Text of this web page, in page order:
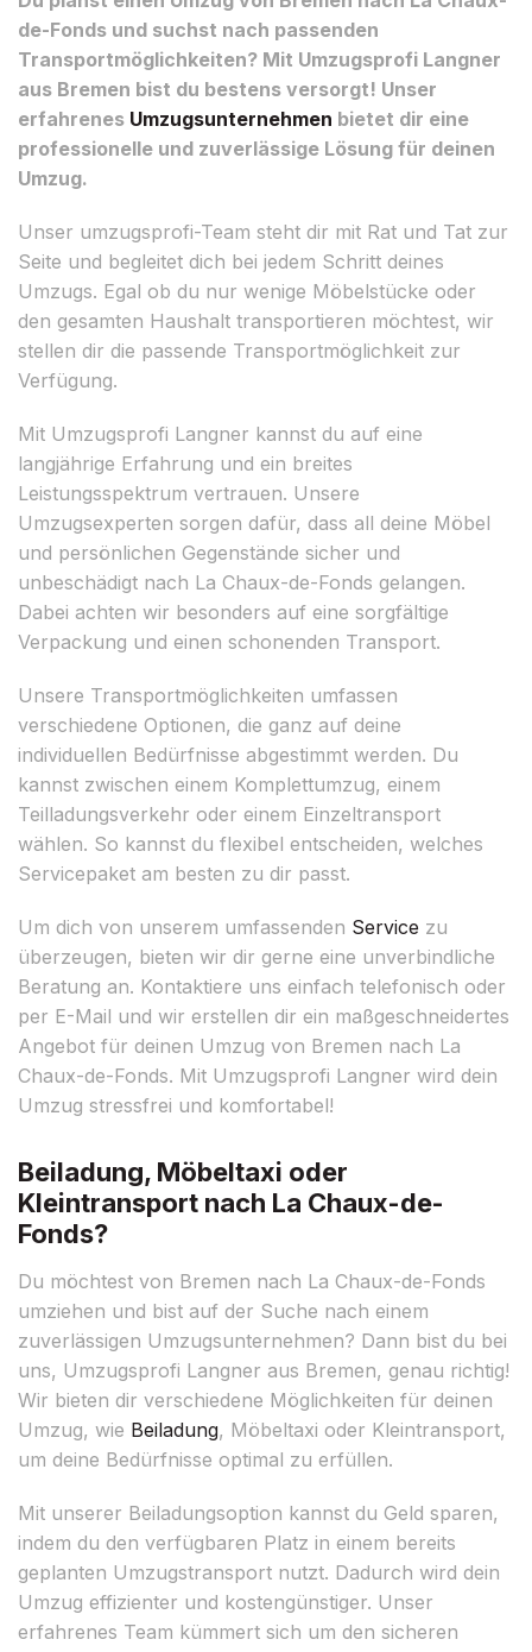
de-Fonds und suchst nach passenden
Transportmöglichkeiten? Mit Umzugsprofi Langner
aus Bremen bist du bestens versorgt! Unser
erfahrenes Umzugsunternehmen bietet dir eine
professionelle und zuverlässige Lösung für deinen
Umzug.
Unser umzugsprofi-Team steht dir mit Rat und Tat zur
Seite und begleitet dich bei jedem Schritt deines
Umzugs. Egal ob du nur wenige Möbelstücke oder
den gesamten Haushalt transportieren möchtest, wir
stellen dir die passende Transportmöglichkeit zur
Verfügung.
Mit Umzugsprofi Langner kannst du auf eine
langjährige Erfahrung und ein breites
Leistungsspektrum vertrauen. Unsere
Umzugsexperten sorgen dafür, dass all deine Möbel
und persönlichen Gegenstände sicher und
unbeschädigt nach La Chaux-de-Fonds gelangen.
Dabei achten wir besonders auf eine sorgfältige
Verpackung und einen schonenden Transport.
Unsere Transportmöglichkeiten umfassen
verschiedene Optionen, die ganz auf deine
individuellen Bedürfnisse abgestimmt werden. Du
kannst zwischen einem Komplettumzug, einem
Teilladungsverkehr oder einem Einzeltransport
wählen. So kannst du flexibel entscheiden, welches
Servicepaket am besten zu dir passt.
Um dich von unserem umfassenden Service zu
überzeugen, bieten wir dir gerne eine unverbindliche
Beratung an. Kontaktiere uns einfach telefonisch oder
per E-Mail und wir erstellen dir ein maßgeschneidertes
Angebot für deinen Umzug von Bremen nach La
Chaux-de-Fonds. Mit Umzugsprofi Langner wird dein
Umzug stressfrei und komfortabel!
Beiladung, Möbeltaxi oder
Kleintransport nach La Chaux-de-
Fonds?
Du möchtest von Bremen nach La Chaux-de-Fonds
umziehen und bist auf der Suche nach einem
zuverlässigen Umzugsunternehmen? Dann bist du bei
uns, Umzugsprofi Langner aus Bremen, genau richtig!
Wir bieten dir verschiedene Möglichkeiten für deinen
Umzug, wie Beiladung, Möbeltaxi oder Kleintransport,
um deine Bedürfnisse optimal zu erfüllen.
Mit unserer Beiladungsoption kannst du Geld sparen,
indem du den verfügbaren Platz in einem bereits
geplanten Umzugstransport nutzt. Dadurch wird dein
Umzug effizienter und kostengünstiger. Unser
erfahrenes Team kümmert sich um den sicheren